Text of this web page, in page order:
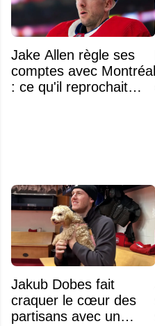
Jake Allen règle ses
comptes avec Montréal
: ce qu'il reprochait
Jakub Dobes fait
craquer le cœur des
partisans avec un